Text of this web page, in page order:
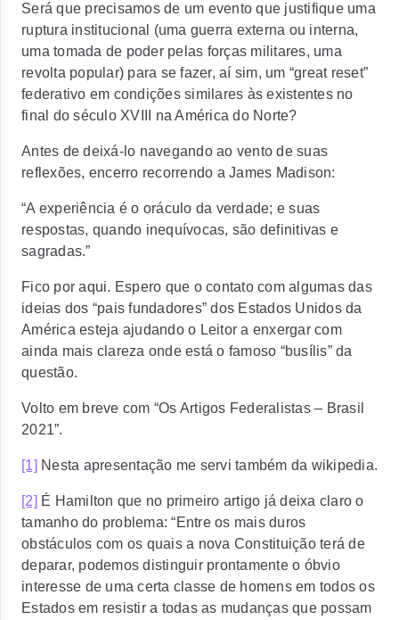
Será que precisamos de um evento que justifique uma
ruptura institucional (uma guerra externa ou interna,
uma tomada de poder pelas forças militares, uma
revolta popular) para se fazer, aí sim, um “great reset”
federativo em condições similares às existentes no
final do século XVIII na América do Norte?
Antes de deixá-lo navegando ao vento de suas
reflexões, encerro recorrendo a James Madison:
“A experiência é o oráculo da verdade; e suas
respostas, quando inequívocas, são definitivas e
sagradas.”
Fico por aqui. Espero que o contato com algumas das
ideias dos “pais fundadores” dos Estados Unidos da
América esteja ajudando o Leitor a enxergar com
ainda mais clareza onde está o famoso “busílis” da
questão.
Volto em breve com “Os Artigos Federalistas – Brasil
2021”.
[1] Nesta apresentação me servi também da wikipedia.
[2] É Hamilton que no primeiro artigo já deixa claro o
tamanho do problema: “Entre os mais duros
obstáculos com os quais a nova Constituição terá de
deparar, podemos distinguir prontamente o óbvio
interesse de uma certa classe de homens em todos os
Estados em resistir a todas as mudanças que possam